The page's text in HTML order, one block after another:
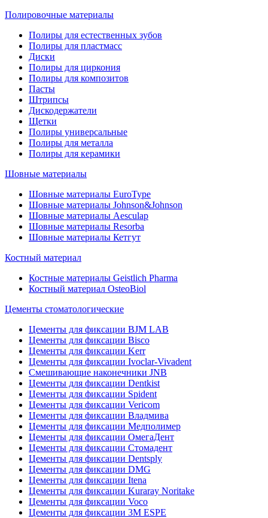
Полировочные материалы
Полиры для естественных зубов
Полиры для пластмасс
Диски
Полиры для циркония
Полиры для композитов
Пасты
Штрипсы
Дискодержатели
Щетки
Полиры универсальные
Полиры для металла
Полиры для керамики
Шовные материалы
Шовные материалы EuroType
Шовные материалы Johnson&Johnson
Шовные материалы Aesculap
Шовные материалы Resorba
Шовные материалы Кетгут
Костный материал
Костные материалы Geistlich Pharma
Костный материал OsteoBiol
Цементы стоматологические
Цементы для фиксации BJM LAB
Цементы для фиксации Bisco
Цементы для фиксации Kerr
Цементы для фиксации Ivoclar-Vivadent
Смешивающие наконечники JNB
Цементы для фиксации Dentkist
Цементы для фиксации Spident
Цементы для фиксации Vericom
Цементы для фиксации Владмива
Цементы для фиксации Медполимер
Цементы для фиксации ОмегаДент
Цементы для фиксации Стомадент
Цементы для фиксации Dentsply
Цементы для фиксации DMG
Цементы для фиксации Itena
Цементы для фиксации Kuraray Noritake
Цементы для фиксации Voco
Цементы для фиксации 3M ESPE